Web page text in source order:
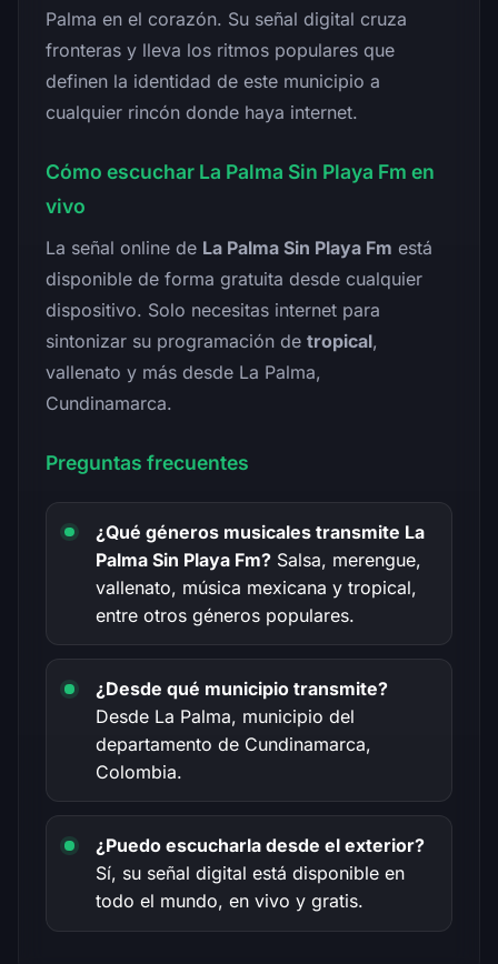
Palma en el corazón. Su señal digital cruza
fronteras y lleva los ritmos populares que
definen la identidad de este municipio a
cualquier rincón donde haya internet.
Cómo escuchar La Palma Sin Playa Fm en
vivo
La señal online de La Palma Sin Playa Fm está
disponible de forma gratuita desde cualquier
dispositivo. Solo necesitas internet para
sintonizar su programación de tropical,
vallenato y más desde La Palma,
Cundinamarca.
Preguntas frecuentes
¿Qué géneros musicales transmite La
Palma Sin Playa Fm? Salsa, merengue,
vallenato, música mexicana y tropical,
entre otros géneros populares.
¿Desde qué municipio transmite?
Desde La Palma, municipio del
departamento de Cundinamarca,
Colombia.
¿Puedo escucharla desde el exterior?
Sí, su señal digital está disponible en
todo el mundo, en vivo y gratis.